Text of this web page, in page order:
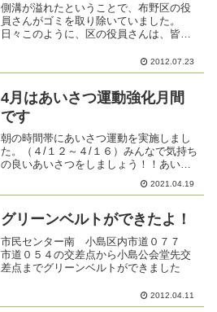
側溝が溢れたということで、布野区の役
員さんがゴミを取り除いていました。
日々このように、区の役員さんは、皆さ
草などがたくさん流れてきたこともあり
ますが・・・・・ビニール袋やペットボ
2012.07.23
4月はあいさつ運動強化月間
です
朝の時間帯にあいさつ運動を実施しまし
た。（４/１２～４/１６）みんなで気持ち
の良いあいさつをしましょう！！あいさ
つが交わされる事により犯罪の起こりに
くい地域づくりにつながります。 あいさ
柳原地区住民自治協...
2021.04.19
グリーンベルトができたよ！
市民センター南 小島区内市道０７７
市道０５４の交差点から小島公会堂先交
差点までグリーンベルトができました
2012.04.11